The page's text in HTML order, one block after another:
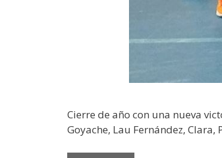
Cierre de año con una nueva
Goyache, Lau Fernández, Clara,